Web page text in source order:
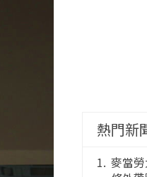
熱門新
麥當